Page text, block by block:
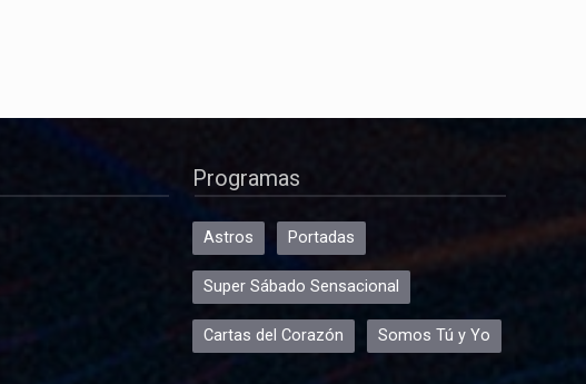
Programas
Astros Portadas
Super Sábado Sensacional
Cartas del Corazón Somos Tú y Yo